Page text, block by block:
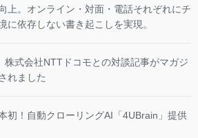
上。オンライン・対面・電話それぞれにチ
に依存しない書き起こしを実現。
株式会社NTTドコモとの対談記事がマガジ
れました
初！自動クローリングAI「4UBrain」提供